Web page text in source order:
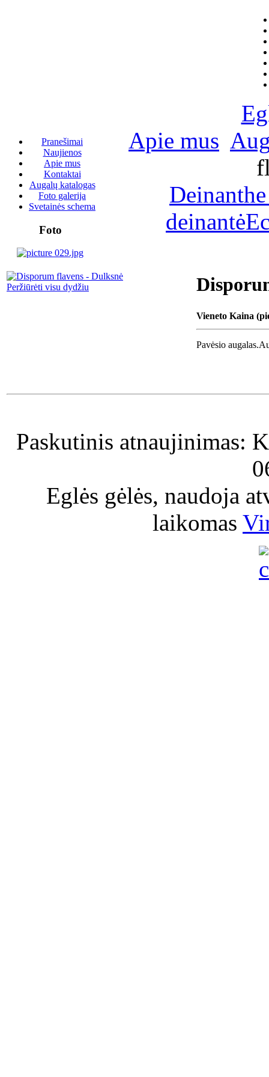
Pranešimai
Naujienos
Apie mus
Kontaktai
Augalų katalogas
Foto galerija
Svetainės schema
Foto
Apie mus
deinantė
Peržiūrėti visu dydžiu
Vieneto Kaina
Pavėsio
Paskutinis atnaujinimas:
Eglės gėlės, naudoja
laikomas